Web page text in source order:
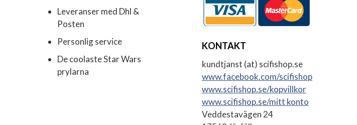
Leveranser med Dhl &
Posten
Personlig service
De coolaste Star Wars
prylarna
KONTAKT
kundtjanst (at) scifishop.se
www.facebook.com/scifishop
www.scifishop.se/kopvillkor
www.scifishop.se/mitt konto
Veddestavägen 24